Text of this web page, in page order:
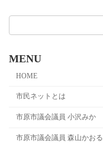
MENU
HOME
市民ネットとは
市原市議会議員 小沢みか
市原市議会議員 森山かおる